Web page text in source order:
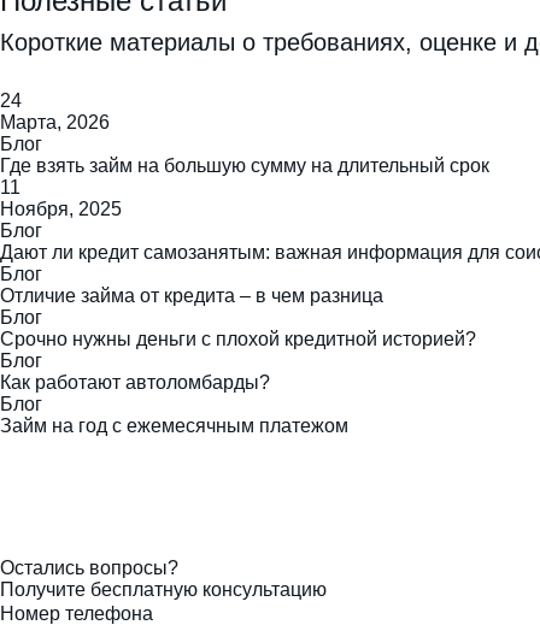
Короткие материалы о требованиях, оценке и
24
Марта, 2026
Блог
Где взять займ на большую сумму на длительный срок
11
Ноября, 2025
Блог
Дают ли кредит самозанятым: важная информация для
Блог
Отличие займа от кредита – в чем разница
Блог
Срочно нужны деньги с плохой кредитной историей?
Блог
Как работают автоломбарды?
Блог
Займ на год с ежемесячным платежом
Остались вопросы?
Получите бесплатную консультацию
Номер телефона